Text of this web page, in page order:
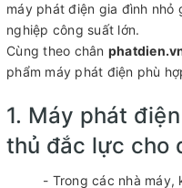
máy phát điện gia đình nhỏ
nghiệp công suất lớn.
Cùng theo chân
phẩm máy phát điện phù
1. Máy phát
thủ đắc lực cho
- Trong các nhà máy,